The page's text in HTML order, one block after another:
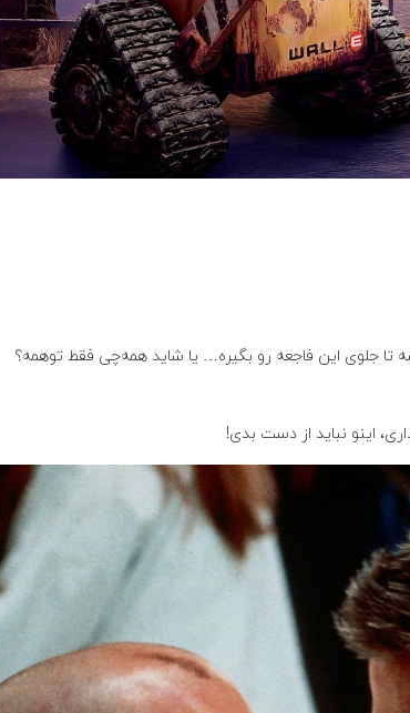
تا جلوی این فاجعه رو بگیره… یا شاید همه‌چی فقط توهمه؟
اینو نباید از دست بدی!